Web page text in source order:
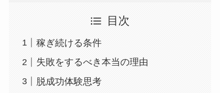
目次
稼ぎ続ける条件
失敗をするべき本当の理由
脱成功体験思考